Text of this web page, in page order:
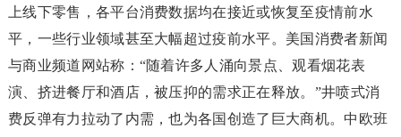
上线下零售，各平台消费数据均在接近或恢复至疫情前水
平，一些行业领域甚至大幅超过疫前水平。美国消费者新闻
与商业频道网站称：“随着许多人涌向景点、观看烟花表
演、挤进餐厅和酒店，被压抑的需求正在释放。”井喷式消
费反弹有力拉动了内需，也为各国创造了巨大商机。中欧班